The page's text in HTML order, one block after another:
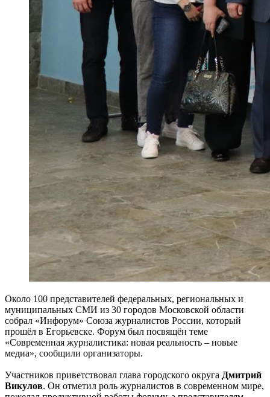
Около 100 представителей федеральных, региональных и
муниципальных СМИ из 30 городов Московской области
собрал «Инфорум» Союза журналистов России, который
прошёл в Егорьевске. Форум был посвящён теме
«Современная журналистика: новая реальность – новые
медиа», сообщили организаторы.
Участников приветствовал глава городского округа Дмитрий
Викулов. Он отметил роль журналистов в современном мире,